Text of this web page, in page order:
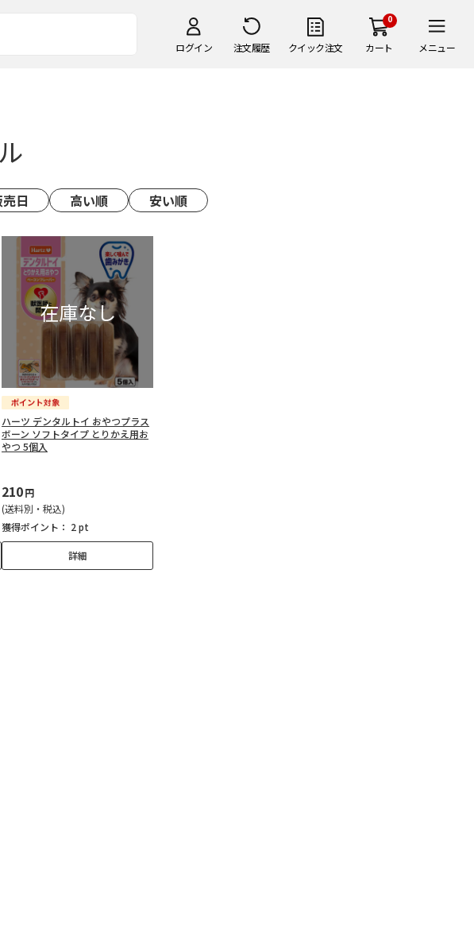
ログイン 注文履歴 クイック注文
0
カート メニュー
日 高い順 安い順
ハーツ デンタルトイ おやつプラス
ボーン ソフトタイプ とりかえ用お
やつ 5個入
210円
(送料別・税込)
獲得ポイント： 2 pt
詳細